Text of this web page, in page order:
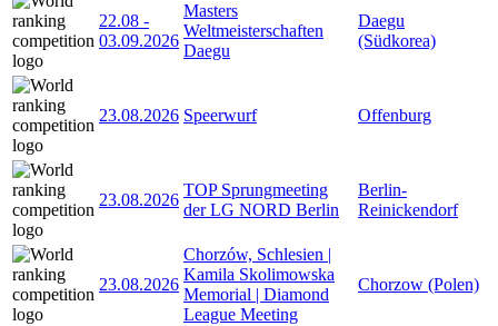
22.08 -
03.09.2026
Masters
Weltmeisterschaften
Daegu
Daegu
(Südkorea)
23.08.2026 Speerwurf Offenburg
23.08.2026
TOP Sprungmeeting
der LG NORD Berlin
Berlin-
Reinickendorf
23.08.2026
Chorzów, Schlesien |
Kamila Skolimowska
Memorial | Diamond
League Meeting
Chorzow (Polen)